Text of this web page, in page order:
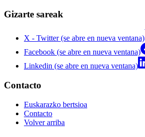
Gizarte sareak
X - Twitter (se abre en nueva ventana)
Facebook (se abre en nueva ventana)
Linkedin (se abre en nueva ventana)
Contacto
Euskarazko bertsioa
Contacto
Volver arriba